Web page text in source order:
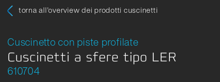
torna all'overview dei prodotti cuscinetti
Cuscinetto con piste profilate
Cuscinetti a sfere tipo LER
610704